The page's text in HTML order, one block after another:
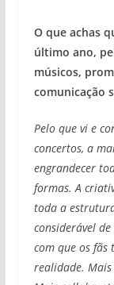
O que achas
último ano,
músicos,
comunicação
Pelo que vi e
concertos, a
engrandecer
formas. A
toda a
considerável
com que os fãs
realidade. Mais